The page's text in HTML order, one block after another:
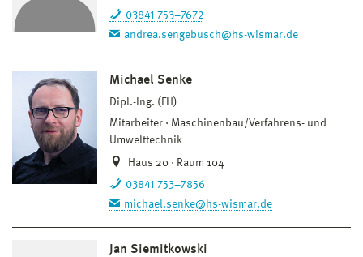
03841 753–7672
andrea.sengebusch@hs-wismar.de
Michael Senke
Dipl.-Ing. (FH)
Mitarbeiter
Maschinenbau/Verfahrens- und
Umwelttechnik
Haus 20 · Raum 104
03841 753–7856
michael.senke@hs-wismar.de
Jan Siemitkowski